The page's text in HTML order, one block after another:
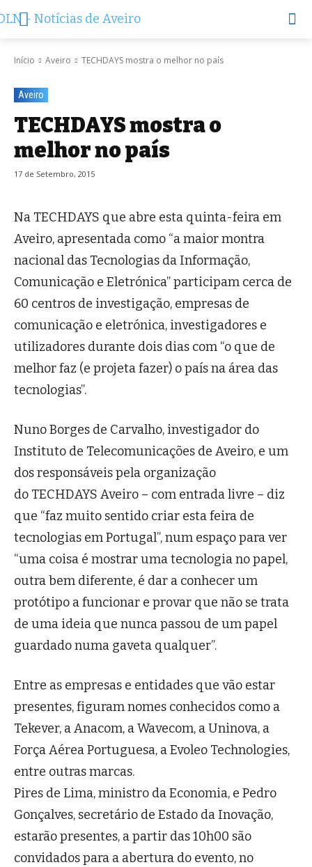
Início Aveiro TECHDAYS mostra o melhor no país
Aveiro
TECHDAYS mostra o
melhor no país
17 de Setembro, 2015
Na TECHDAYS que abre esta quinta-feira em
Aveiro, apresentada como “a maior montra
nacional das Tecnologias da Informação,
Comunicação e Eletrónica” participam cerca de
60 centros de investigação, empresas de
comunicação e eletrónica, investigadores e
utilizadores durante dois dias com “o que de
melhor faz (e projeta fazer) o país na área das
tecnologias”.
Nuno Borges de Carvalho, investigador do
Instituto de Telecomunicações de Aveiro, e um
dos responsáveis pela organização
do TECHDAYS Aveiro – com entrada livre – diz
que “faz muito sentido criar esta feira de
tecnologias em Portugal”, num espaço para ver
“uma coisa é mostrar uma tecnologia no papel,
outra bem diferente, é dar a conhecer um
protótipo a funcionar e provar que não se trata
de uma ideia que nunca passou de um papel
guardado numa gaveta qualquer”.
Entre as empresas e entidades que vão estar
presentes, figuram nomes conhecidos como a
Tekever, a Anacom, a Wavecom, a Uninova, a
Força Aérea Portuguesa, a Evoleo Technologies,
entre outras marcas.
Pires de Lima, ministro da Economia, e Pedro
Gonçalves, secretário de Estado da Inovação,
estarão presentes, a partir das 10h00 são
convidados para a abertura do evento, no